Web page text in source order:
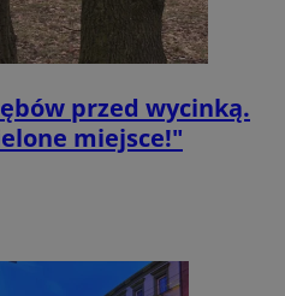
przed wycinką.
miejsce!"